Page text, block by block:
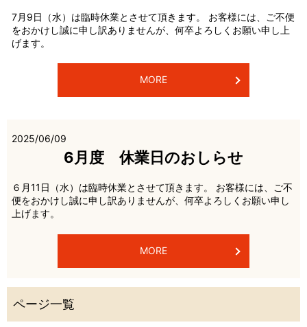
7月9日（水）は臨時休業とさせて頂きます。 お客様には、ご不便
をおかけし誠に申し訳ありませんが、何卒よろしくお願い申し上
げます。
MORE
2025/06/09
6月度 休業日のおしらせ
６月11日（水）は臨時休業とさせて頂きます。 お客様には、ご不
便をおかけし誠に申し訳ありませんが、何卒よろしくお願い申し
上げます。
MORE